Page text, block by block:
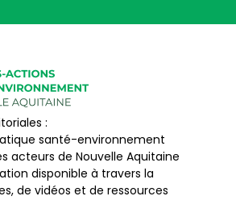
:
santé-environnement
acteurs de Nouvelle Aquitaine
disponible à travers la
de vidéos et de ressources